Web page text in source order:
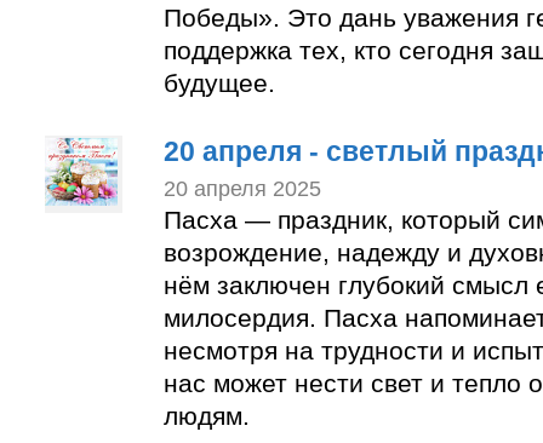
Победы». Это дань уважения
поддержка тех, кто сегодня
будущее.
20 апреля - светлый
20 апреля 2025
Пасха — праздник, который
возрождение, надежду и
нём заключен глубокий смысл
милосердия. Пасха
несмотря на трудности и
нас может нести свет и тепло
людям.